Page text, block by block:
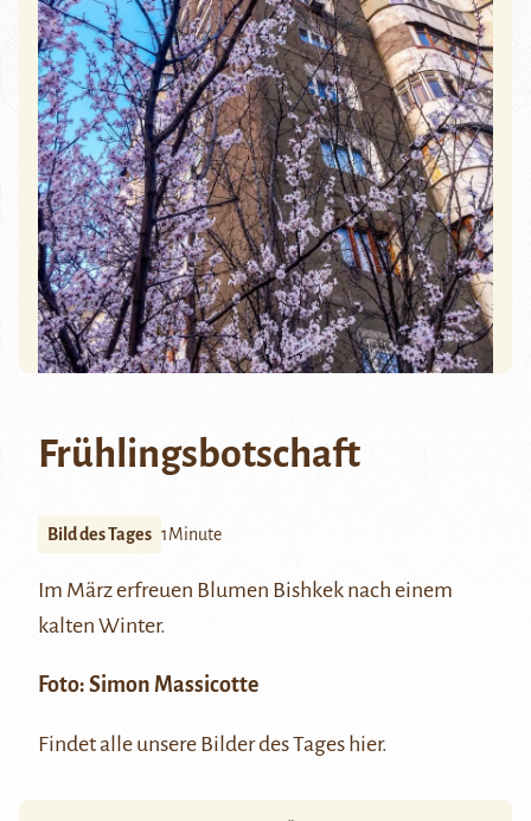
Frühlingsbotschaft
Bild des Tages 1Minute
Im März erfreuen Blumen Bishkek nach einem
kalten Winter.
Foto: Simon Massicotte
Findet alle unsere Bilder des Tages hier.